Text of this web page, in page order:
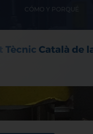
CÓMO Y PORQUÉ